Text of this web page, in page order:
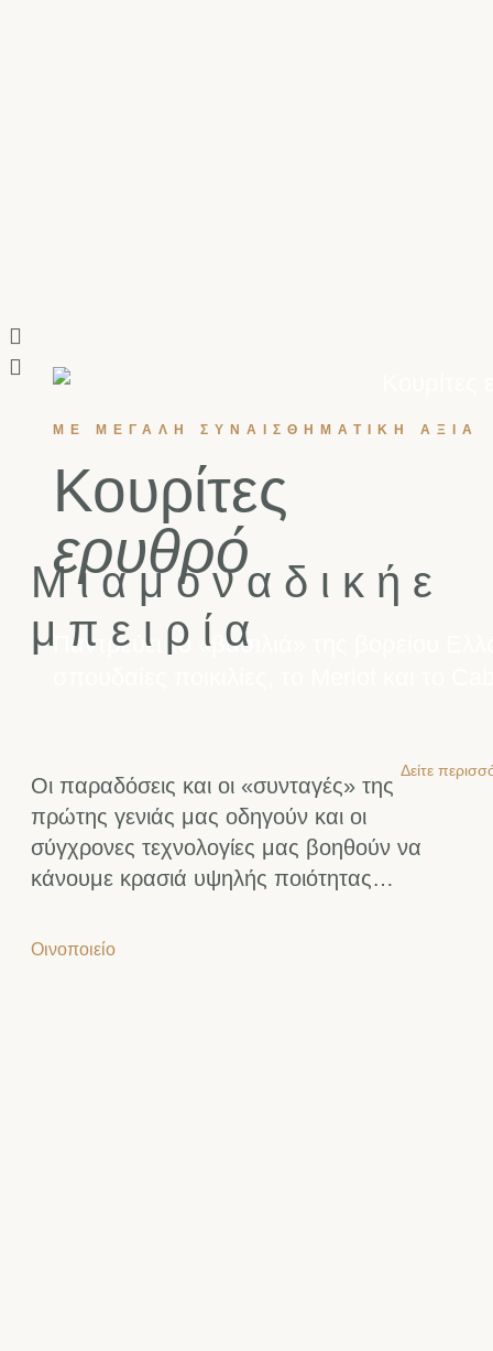
ΜΕ ΜΕΓΆΛΗ ΣΥΝΑΙΣΘΗΜΑΤΙΚΉ ΑΞΊΑ
Κουρίτες
ερυθρό
Παντρεύει το «βασιλιά» της βορείου
Δείτε
Μ ι α μ ο ν α δ ι κ ή ε
μ π ε ι ρ ί α
Οι παραδόσεις και οι «συνταγές» της
πρώτης γενιάς μας οδηγούν και οι
σύγχρονες τεχνολογίες μας βοηθούν να
κάνουμε κρασιά υψηλής ποιότητας…
Οινοποιείο